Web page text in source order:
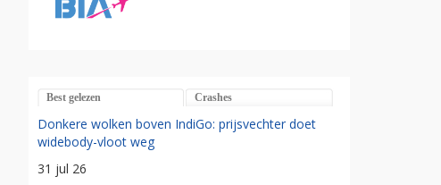
Best gelezen Crashes
Donkere wolken boven IndiGo: prijsvechter doet
widebody-vloot weg
31 jul 26